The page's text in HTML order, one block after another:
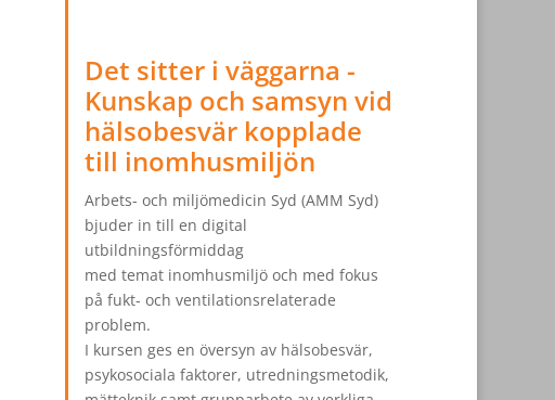
Det sitter i väggarna -
Kunskap och samsyn vid
hälsobesvär kopplade
till inomhusmiljön
Arbets- och miljömedicin Syd (AMM Syd)
bjuder in till en digital
utbildningsförmiddag
med temat inomhusmiljö och med fokus
på fukt- och ventilationsrelaterade
problem.
I kursen ges en översyn av hälsobesvär,
psykosociala faktorer, utredningsmetodik,